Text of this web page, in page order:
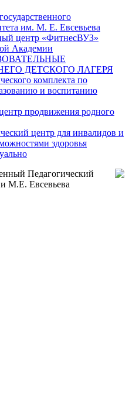
им. М. Е. Евсевьева
центр «ФитнесВУЗ»
Академии
ДЕТСКОГО ЛАГЕРЯ
комплекта по
и воспитанию
продвижения родного
центр для инвалидов и
здоровья
Педагогический
М.Е. Евсевьева